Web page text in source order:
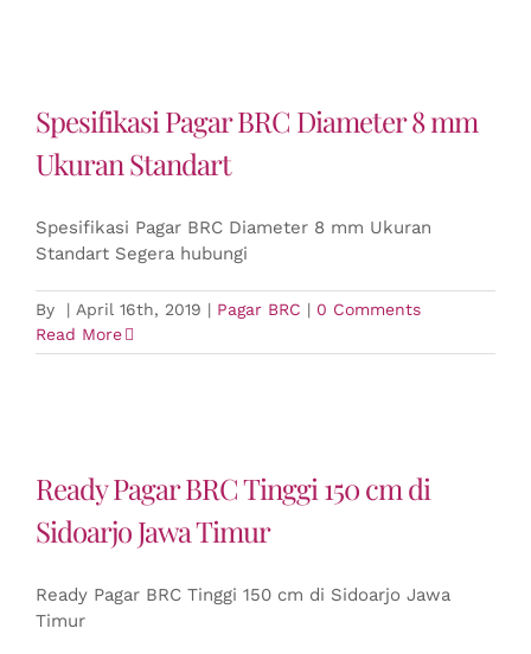
Spesifikasi Pagar BRC Diameter 8 mm
Ukuran Standart
Spesifikasi Pagar BRC Diameter 8 mm Ukuran
Standart Segera hubungi
By | April 16th, 2019 | Pagar BRC | 0 Comments
Read More
Ready Pagar BRC Tinggi 150 cm di
Sidoarjo Jawa Timur
Ready Pagar BRC Tinggi 150 cm di Sidoarjo Jawa
Timur